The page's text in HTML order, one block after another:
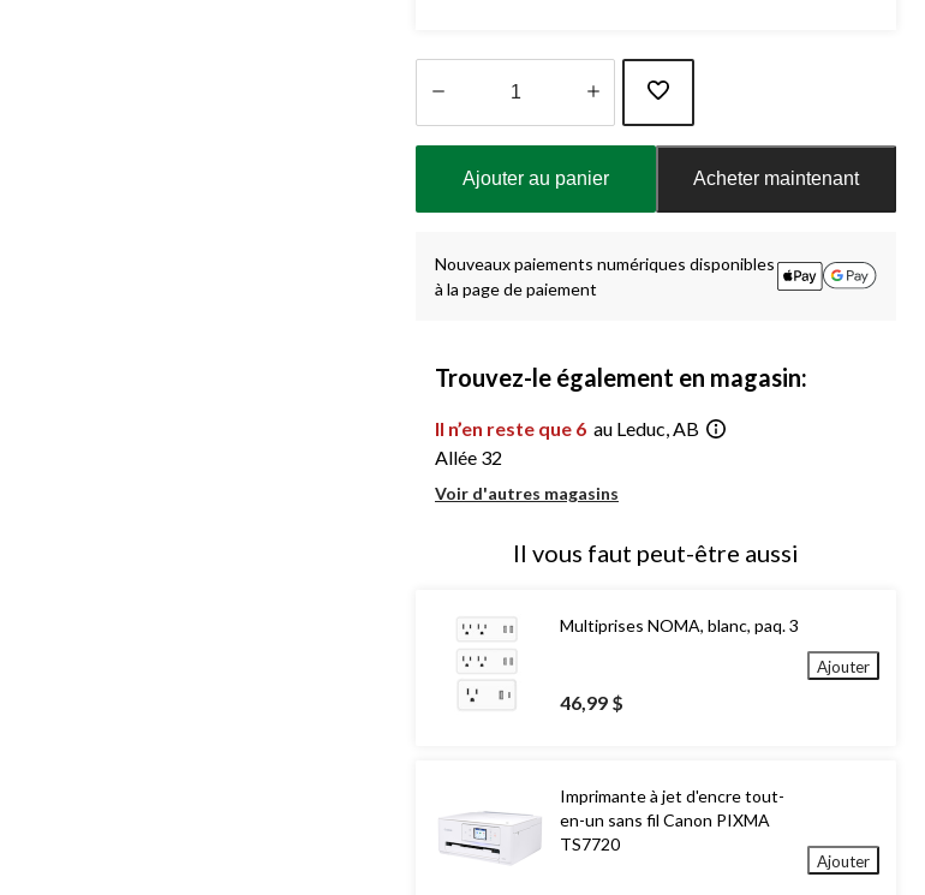
Ajouter au panier Acheter maintenant
Nouveaux paiements numériques disponibles
à la page de paiement
Trouvez-le également en magasin:
Il n’en reste que 6 au Leduc, AB
Allée 32
Voir d'autres magasins
Il vous faut peut-être aussi
Multiprises NOMA, blanc, paq. 3
46,99 $
Ajouter
Imprimante à jet d'encre tout-
en-un sans fil Canon PIXMA
TS7720
Ajouter